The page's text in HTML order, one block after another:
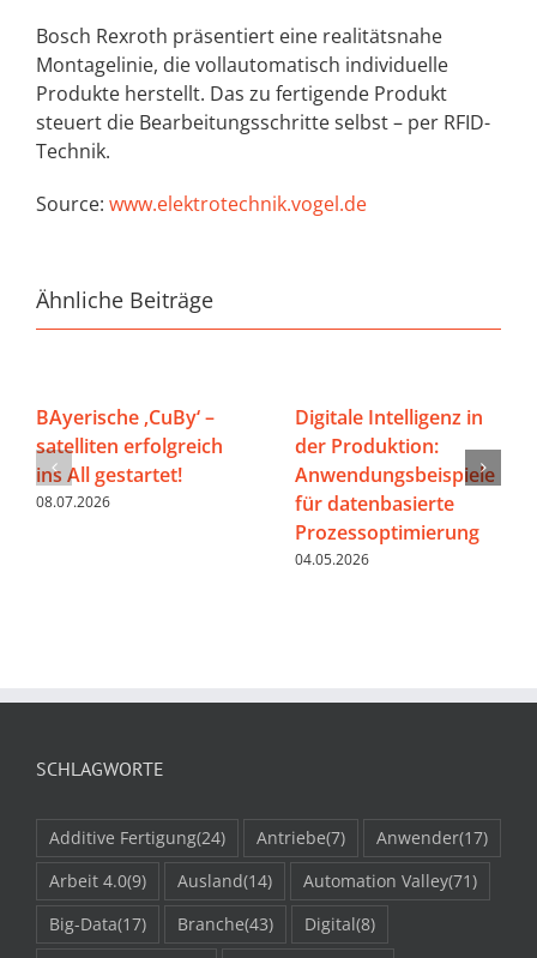
Bosch Rexroth präsentiert eine realitätsnahe
Montagelinie, die vollautomatisch individuelle
Produkte herstellt. Das zu fertigende Produkt
steuert die Bearbeitungsschritte selbst – per RFID-
Technik.
Source: www.elektrotechnik.vogel.de
Ähnliche Beiträge
BAyerische ‚CuBy‘ –
satelliten erfolgreich
ins All gestartet!
08.07.2026
Digitale Intelligenz in
der Produktion:
Anwendungsbeispiele
für datenbasierte
Prozessoptimierung
04.05.2026
SCHLAGWORTE
Additive Fertigung(24) Antriebe(7) Anwender(17)
Arbeit 4.0(9) Ausland(14) Automation Valley(71)
Big-Data(17) Branche(43) Digital(8)